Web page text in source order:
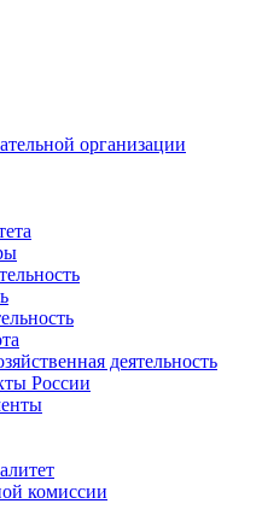
организации
деятельность
России
комиссии